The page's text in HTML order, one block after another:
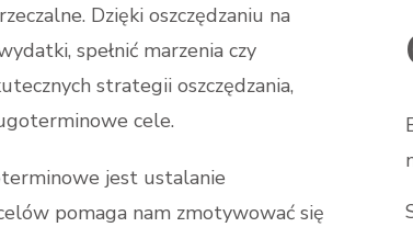
Dzięki oszczędzaniu na
spełnić marzenia czy
strategii oszczędzania,
cele.
jest ustalanie
pomaga nam zmotywować się